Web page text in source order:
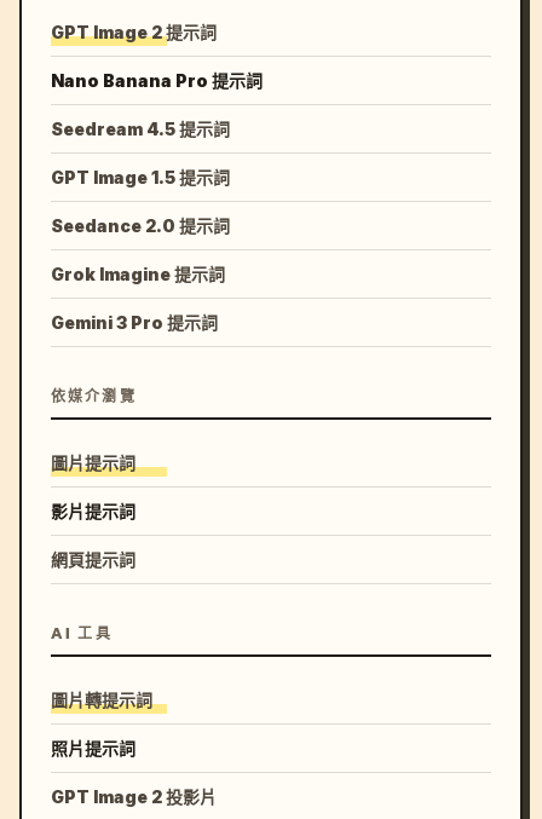
GPT Image 2 提示詞
Nano Banana Pro 提示詞
Seedream 4.5 提示詞
GPT Image 1.5 提示詞
Seedance 2.0 提示詞
Grok Imagine 提示詞
Gemini 3 Pro 提示詞
依媒介瀏覽
圖片提示詞
影片提示詞
網頁提示詞
AI 工具
圖片轉提示詞
照片提示詞
GPT Image 2 投影片